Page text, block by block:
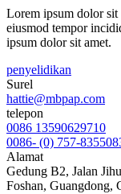
Lorem ipsum dolor sit
eiusmod tempor
ipsum dolor sit amet.
penyelidikan
Surel
hattie@mbpap.com
telepon
0086 13590629710
0086- (0) 757-
Alamat
Gedung B2, Jalan
Foshan, Guangdong,